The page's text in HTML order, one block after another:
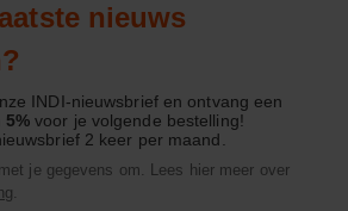
nieuws
INDI-nieuwsbrief en ontvang een
voor je volgende bestelling!
2 keer per maand.
je gegevens om. Lees hier meer over
.